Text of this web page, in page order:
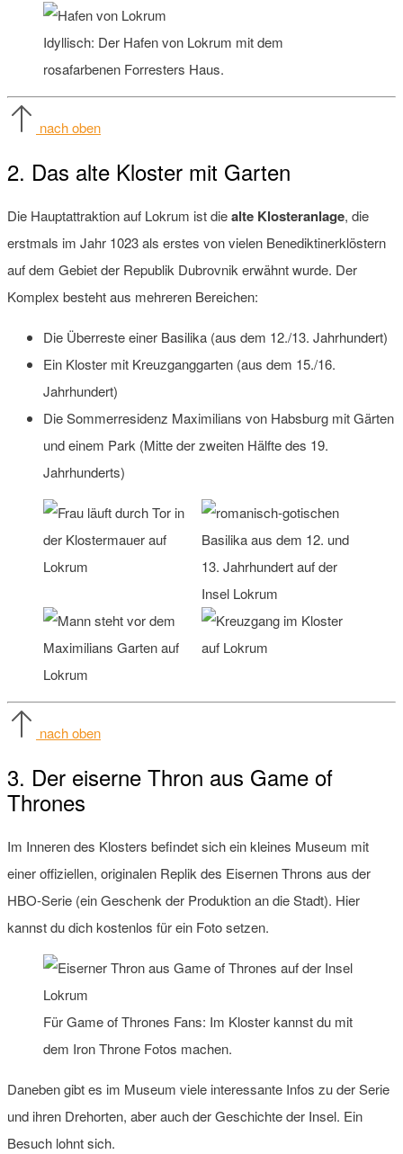
Idyllisch: Der Hafen von Lokrum mit dem
rosafarbenen Forresters Haus.
nach oben
2. Das alte Kloster mit Garten
Die Hauptattraktion auf Lokrum ist diealte Klosteranlage, die
erstmals im Jahr 1023 als erstes von vielen Benediktinerklöstern
auf dem Gebiet der Republik Dubrovnik erwähnt wurde. Der
Komplex besteht aus mehreren Bereichen:
Die Überreste einer Basilika (aus dem 12./13. Jahrhundert)
Ein Kloster mit Kreuzganggarten (aus dem 15./16.
Jahrhundert)
Die Sommerresidenz Maximilians von Habsburg mit Gärten
und einem Park (Mitte der zweiten Hälfte des 19.
Jahrhunderts)
nach oben
3. Der eiserne Thron aus Game of
Thrones
Im Inneren des Klosters befindet sich ein kleines Museum mit
einer offiziellen, originalen Replik des Eisernen Throns aus der
HBO-Serie (ein Geschenk der Produktion an die Stadt). Hier
kannst du dich kostenlos für ein Foto setzen.
Für Game of Thrones Fans: Im Kloster kannst du mit
dem Iron Throne Fotos machen.
Daneben gibt es im Museum viele interessante Infos zu der Serie
und ihren Drehorten, aber auch der Geschichte der Insel. Ein
Besuch lohnt sich.